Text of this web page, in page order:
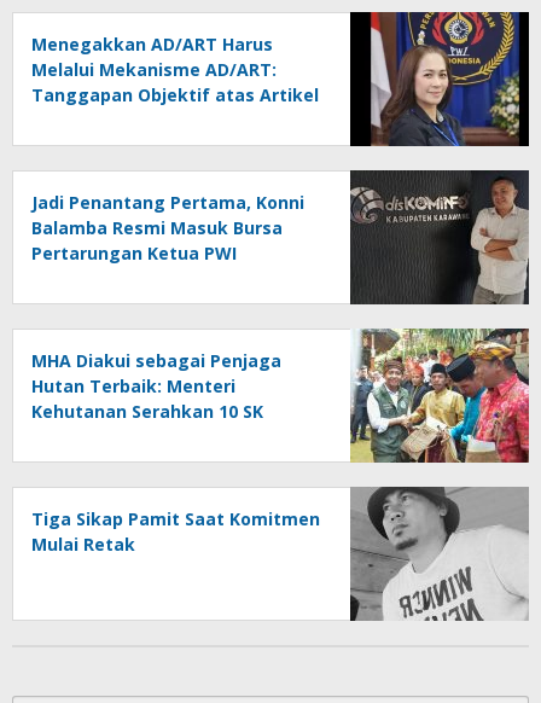
Menegakkan AD/ART Harus
Melalui Mekanisme AD/ART:
Tanggapan Objektif atas Artikel
Konspirasi Melanggar Aturan”
Jadi Penantang Pertama, Konni
Balamba Resmi Masuk Bursa
Pertarungan Ketua PWI
MHA Diakui sebagai Penjaga
Hutan Terbaik: Menteri
Kehutanan Serahkan 10 SK
Jalan 2025–2029
Tiga Sikap Pamit Saat Komitmen
Mulai Retak